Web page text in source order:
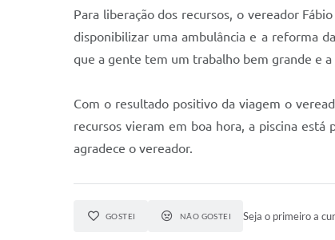
Para liberação dos recursos, o vereador
disponibilizar uma ambulância e a reforma
que a gente tem um trabalho bem grande e
Com o resultado positivo da viagem o
recursos vieram em boa hora, a piscina
agradece o vereador.
GOSTEI NÃO GOSTEI Seja o primeiro a